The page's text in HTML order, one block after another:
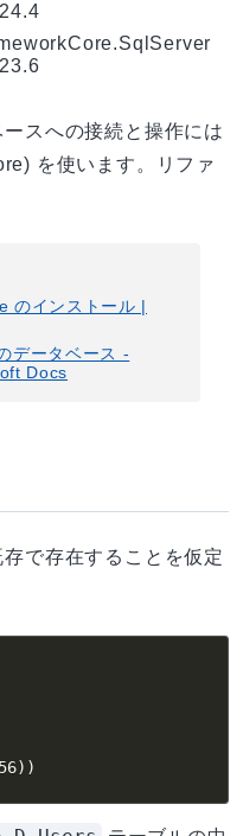
スへの接続と操作には
を使います。リファ
のインストール |
データベース -
Docs
で存在することを仮定